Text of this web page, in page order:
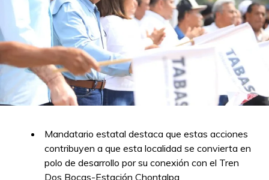
Mandatario estatal destaca que estas acciones
contribuyen a que esta localidad se convierta en
polo de desarrollo por su conexión con el Tren
Dos Bocas-Estación Chontalpa